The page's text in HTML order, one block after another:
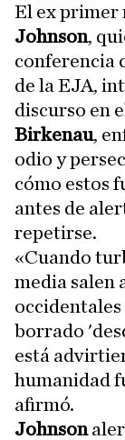
El ex
Johnson,
conferencia
de la EJA,
discurso en
Birkenau,
odio y
cómo estos
antes de
repetirse.
«Cuando
media salen
borrado
está
humanidad
afirmó.
Johnson